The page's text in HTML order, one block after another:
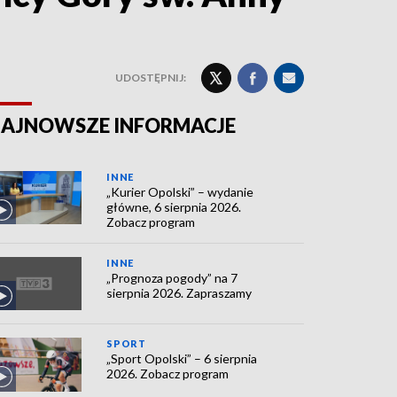
UDOSTĘPNIJ:
INFORMACJE
INNE
„Kurier Opolski” – wydanie
główne, 6 sierpnia 2026.
Zobacz program
INNE
„Prognoza pogody” na 7
sierpnia 2026. Zapraszamy
SPORT
„Sport Opolski” – 6 sierpnia
2026. Zobacz program